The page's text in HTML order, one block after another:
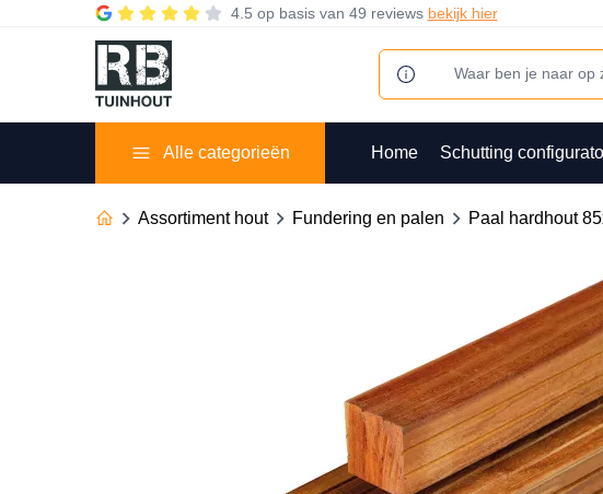
4.5 op basis van 49 reviews bekijk hier
Alle categorieën Home Schutting
Assortiment hout Fundering en palen Paal hardhout